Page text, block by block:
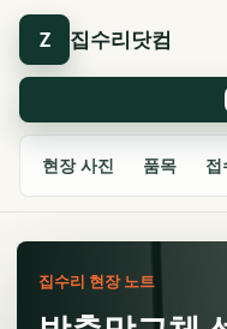
Z 집수리닷컴
현장 사진 품목 접
집수리 현장 노트